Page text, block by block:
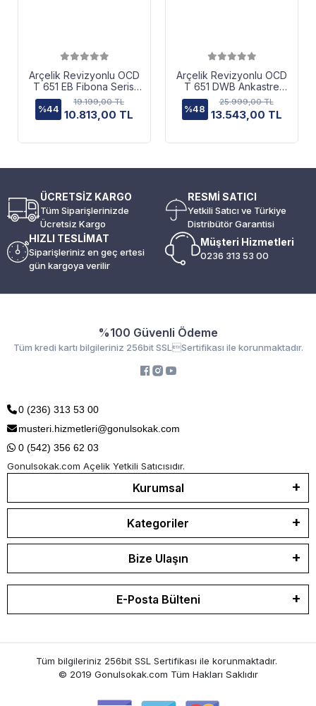
Arçelik Revizyonlu OCD
T 651 EB Fibona Serisi
Gazlı Cam Tablalı Ocak
%44
19.199,00 TL
10.813,00 TL
Arçelik Revizyonlu OCD
T 651 DWB Ankastre
Ocak
%48
25.999,00 TL
13.543,00 TL
ÜCRETSİZ KARGO
Tüm Siparişlerinizde
Ücretsiz Kargo
RESMİ SATICI
Yetkili Satıcı ve Türkiye
Distribütör Garantisi
HIZLI TESLİMAT
Siparişleriniz en geç ertesi
gün kargoya verilir
Müşteri Hizmetleri
0236 313 53 00
%100 Güvenli Ödeme
Tüm kredi kartı bilgileriniz 256bit SSLSertifikası ile korunmaktadır.
0 (236) 313 53 00
musteri.hizmetleri@gonulsokak.com
0 (542) 356 62 03
Gonulsokak.com Açelik Yetkili Satıcısıdır.
Kurumsal
Kategoriler
Bize Ulaşın
E-Posta Bülteni
Tüm bilgileriniz 256bit SSL Sertifikası ile korunmaktadır.
© 2019 Gonulsokak.com Tüm Hakları Saklıdır